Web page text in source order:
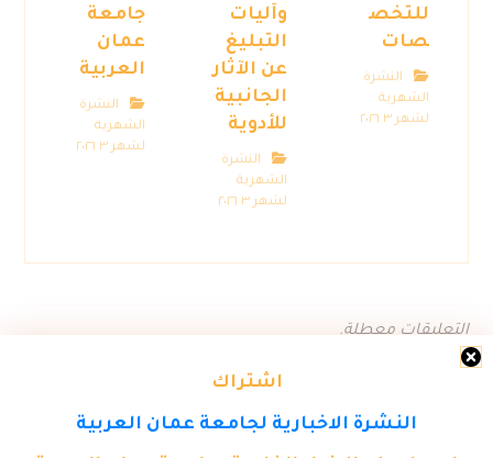
اشتراك
النشرة الاخبارية لجامعة عمان العربية
للتخص
صات
النشرة
الشهرية
لشهر ٣ ٢٠٢٦
وآليات
التبليغ
عن الآثار
الجانبية
للأدوية
النشرة
الشهرية
لشهر ٣ ٢٠٢٦
جامعة
عمان
العربية
النشرة
الشهرية
لشهر ٣ ٢٠٢٦
التعليقات معطلة.